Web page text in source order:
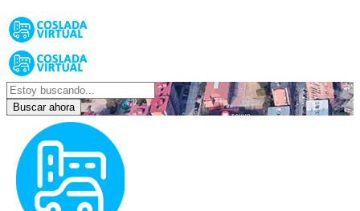
Buscar ahora